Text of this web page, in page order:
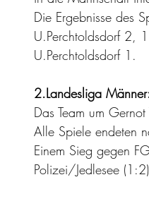
Die Ergebnisse des
U.Perchtoldsdorf 2,
U.Perchtoldsdorf 1.
2.Landesliga
Das Team um
Alle Spiele endeten
Einem Sieg gegen
Polizei/Jedlesee